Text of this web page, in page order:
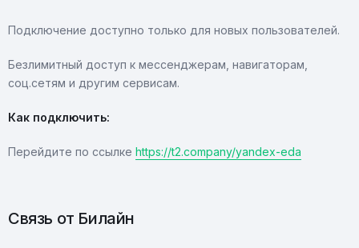
Подключение доступно только для новых пользователей.
Безлимитный доступ к мессенджерам, навигаторам,
соц.сетям и другим сервисам.
Как подключить:
Перейдите по ссылке https://t2.company/yandex-eda
Связь от Билайн